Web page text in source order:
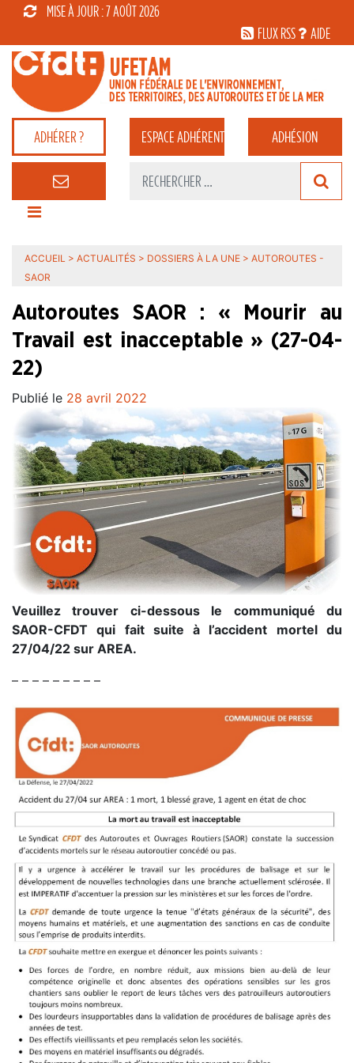
MISE À JOUR : 7 AOÛT 2026
FLUX RSS
AIDE
ADHÉRER ? ESPACEADHÉRENT ADHÉSION
ACCUEIL > ACTUALITÉS > DOSSIERS À LA UNE > AUTOROUTES -
SAOR
Autoroutes SAOR : « Mourir au
Travail est inacceptable » (27-04-
22)
Publié le 28 avril 2022
Veuillez trouver ci-dessous le communiqué du
SAOR-CFDT qui fait suite à l’accident mortel du
27/04/22 sur AREA.
– – – – – – – – –